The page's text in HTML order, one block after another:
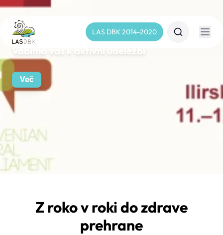
Vabimo vas k aktivni udeležbi
Več
LAS DBK 2014-2020
Z roko v roki do zdrave
prehrane